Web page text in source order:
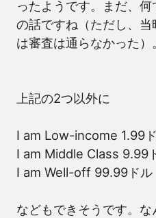
ったようです。まだ、
の話ですね（ただし、
は審査は通らなかった）。
上記の2つ以外に
I am Low-income 1.99
I am Middle Class 9.99
I am Well-off 99.99ドル
などもできそうです。